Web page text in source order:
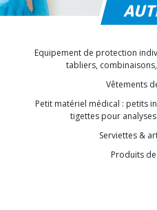
Equipement de protection
tabliers,
Vêtements
Petit matériel médical : petits
tigettes pour
Serviettes &
Produits